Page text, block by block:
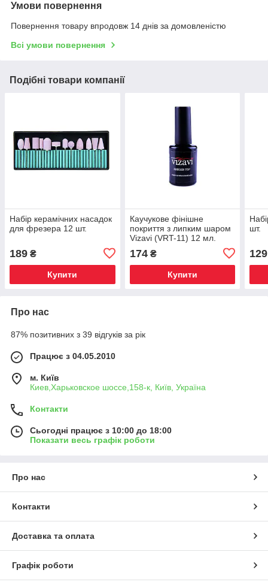
Умови повернення
Повернення товару впродовж 14 днів за домовленістю
Всі умови повернення
Подібні товари компанії
Набір керамічних насадок
для фрезера 12 шт.
189 ₴
Купити
Каучукове фінішне
покриття з липким шаром
Vizavi (VRT-11) 12 мл.
174₴
Купити
шт.
129
Про нас
87% позитивних з 39 відгуків за рік
Працює з 04.05.2010
м. Київ
Киев,Харьковское шоссе,158-к, Київ, Україна
Контакти
Сьогодні працює з 10:00 до 18:00
Показати весь графік роботи
Про нас
Контакти
Доставка та оплата
Графік роботи